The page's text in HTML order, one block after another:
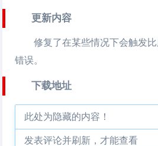
更新内容
修复了在某些情况下会触发
错误。
下载地址
此处为隐藏的内容！
发表评论并刷新，才能查看